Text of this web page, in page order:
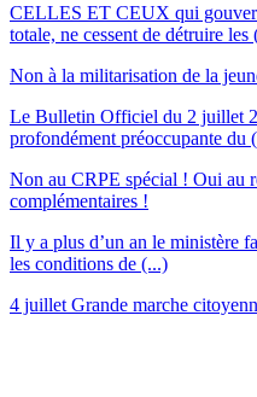
CELLES ET CEUX qui
totale, ne cessent de détruire les
Non à la militarisation de la
Le Bulletin Officiel du 2 juillet
profondément préoccupante du
Non au CRPE spécial ! Oui au
complémentaires !
Il y a plus d’un an le ministère
les conditions de (...)
4 juillet Grande marche